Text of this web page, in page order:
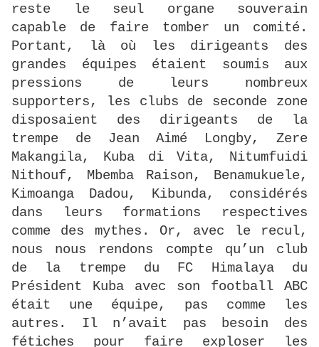
reste le seul organe souverain
capable de faire tomber un comité.
Portant, là où les dirigeants des
grandes équipes étaient soumis aux
pressions de leurs nombreux
supporters, les clubs de seconde zone
disposaient des dirigeants de la
trempe de Jean Aimé Longby, Zere
Makangila, Kuba di Vita, Nitumfuidi
Nithouf, Mbemba Raison, Benamukuele,
Kimoanga Dadou, Kibunda, considérés
dans leurs formations respectives
comme des mythes. Or, avec le recul,
nous nous rendons compte qu’un club
de la trempe du FC Himalaya du
Président Kuba avec son football ABC
était une équipe, pas comme les
autres. Il n’avait pas besoin des
fétiches pour faire exploser les